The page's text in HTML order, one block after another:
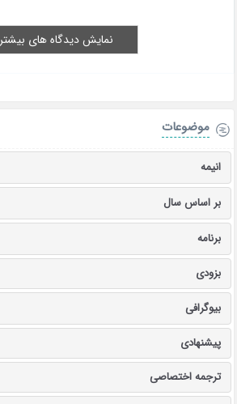
نمایش دیدگاه های بیشتر
موضوعات
انیمه
بر اساس سال
برنامه
بزودی
بیوگرافی
پیشنهادی
ترجمه اختصاصی